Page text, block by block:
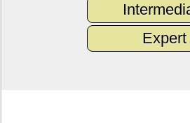
Expert